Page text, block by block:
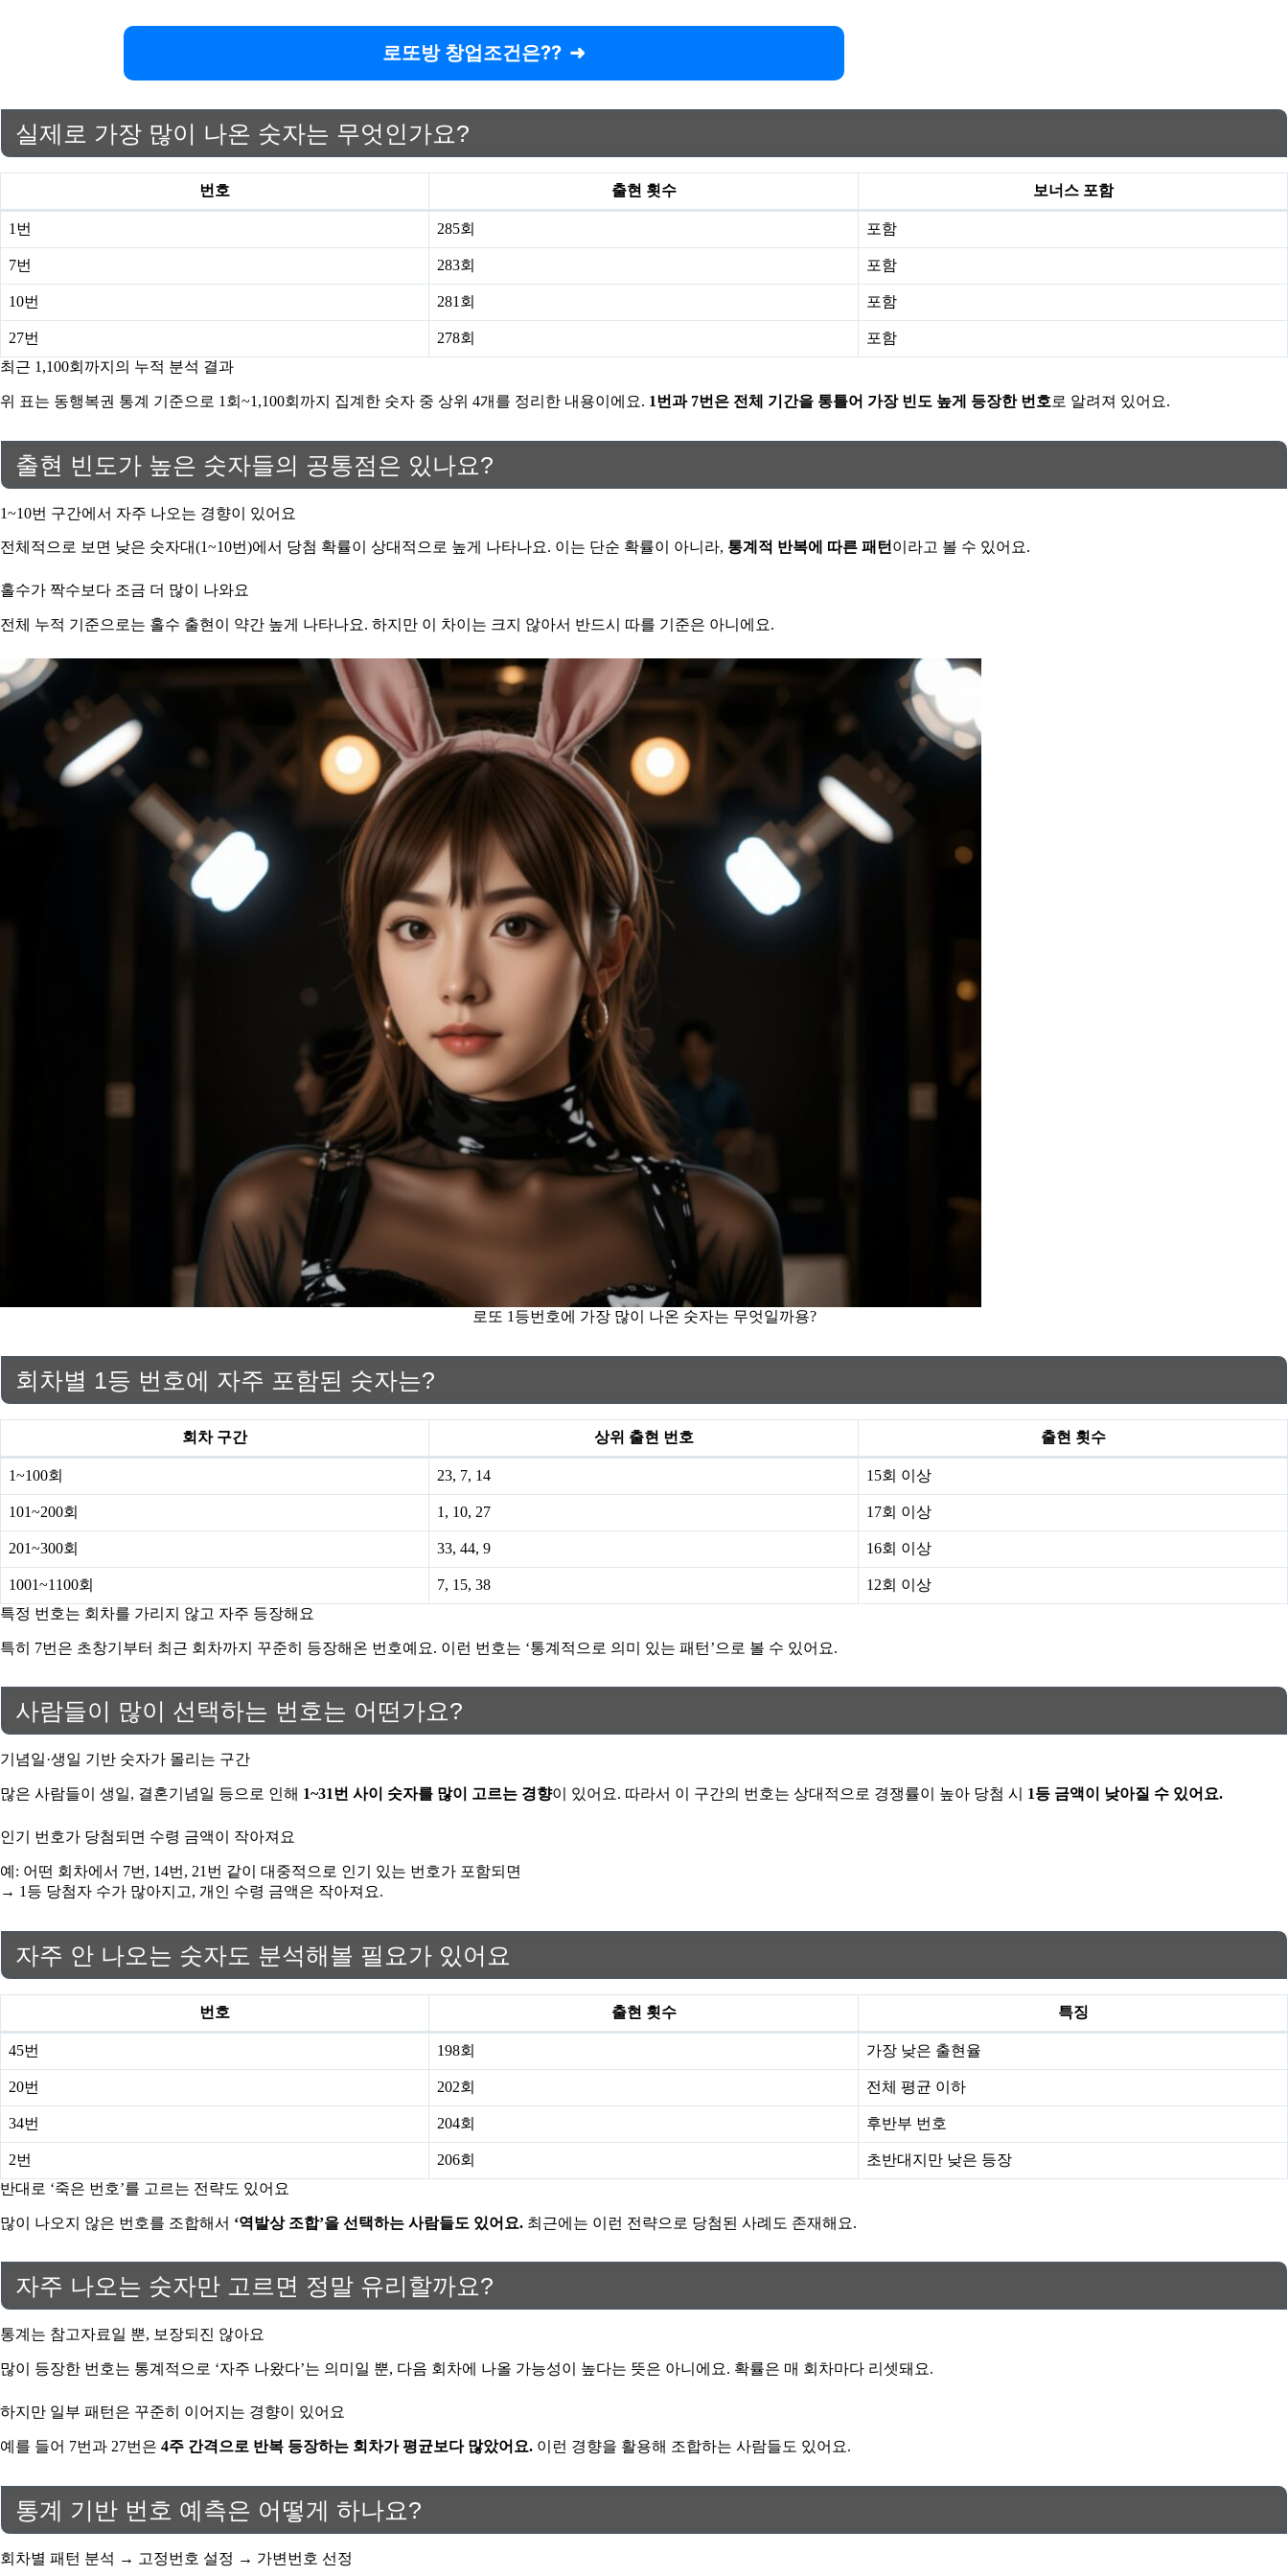
로또방 창업조건은??
실제로 가장 많이 나온 숫자는 무엇인가요?
번호 출현 횟수 보너스 포함
1번 285회 포함
7번 283회 포함
10번 281회 포함
27번 278회
포함
최근 1,100회까지의 누적 분석 결과
위 표는 동행복권 통계 기준으로 1회~1,100회까지 집계한 숫자 중 상위 4개를 정리한 내용이에요. 1번과 7번은 전체 기간을 통틀어 가장 빈도 높게 등장한 번호로 알려져 있어요.
출현 빈도가 높은 숫자들의 공통점은 있나요?
1~10번 구간에서 자주 나오는 경향이 있어요
전체적으로 보면 낮은 숫자대(1~10번)에서 당첨 확률이 상대적으로 높게 나타나요. 이는 단순 확률이 아니라, 통계적 반복에 따른 패턴 이라고 볼 수 있어요.
홀수가 짝수보다 조금 더 많이 나와요
전체 누적 기준으로는 홀수 출현이 약간 높게 나타나요. 하지만 이 차이는 크지 않아서 반드시 따를 기준은 아니에요.
로또 1등번호에 가장 많이 나온 숫자는 무엇일까용?
회차별 1등 번호에 자주 포함된 숫자는?
회차 구간 상위 출현 번호 출현 횟수
1~100회 23, 7, 14 15회 이상
101~200회 1, 10, 27 17회 이상
201~300회 33, 44, 9 16회 이상
1001~1100회 7, 15, 38
12회 이상
특정 번호는 회차를 가리지 않고 자주 등장해요
특히 7번은 초창기부터 최근 회차까지 꾸준히 등장해온 번호예요. 이런 번호는 ‘통계적으로 의미 있는 패턴’으로 볼 수 있어요.
사람들이 많이 선택하는 번호는 어떤가요?
기념일·생일 기반 숫자가 몰리는 구간
많은 사람들이 생일, 결혼기념일 등으로 인해 1~31번 사이 숫자를 많이 고르는 경향이 있어요. 따라서 이 구간의 번호는 상대적으로 경쟁률이 높아 당첨 시 1등 금액이 낮아질 수 있어요.
인기 번호가 당첨되면 수령 금액이 작아져요
예: 어떤 회차에서 7번, 14번, 21번 같이 대중적으로 인기 있는 번호가 포함되면
→ 1등 당첨자 수가 많아지고, 개인 수령 금액은 작아져요.
자주 안 나오는 숫자도 분석해볼 필요가 있어요
번호 출현 횟수 특징
45번 198회 가장 낮은 출현율
20번 202회 전체 평균 이하
34번 204회 후반부 번호
2번 206회
초반대지만 낮은 등장
반대로 ‘죽은 번호’를 고르는 전략도 있어요
많이 나오지 않은 번호를 조합해서 ‘역발상 조합’을 선택하는 사람들도 있어요. 최근에는 이런 전략으로 당첨된 사례도 존재해요.
자주 나오는 숫자만 고르면 정말 유리할까요?
통계는 참고자료일 뿐, 보장되진 않아요
많이 등장한 번호는 통계적으로 ‘자주 나왔다’는 의미일 뿐, 다음 회차에 나올 가능성이 높다는 뜻은 아니에요. 확률은 매 회차마다 리셋돼요.
하지만 일부 패턴은 꾸준히 이어지는 경향이 있어요
예를 들어 7번과 27번은 4주 간격으로 반복 등장하는 회차가 평균보다 많았어요. 이런 경향을 활용해 조합하는 사람들도 있어요.
통계 기반 번호 예측은 어떻게 하나요?
회차별 패턴 분석 → 고정번호 설정 → 가변번호 선정